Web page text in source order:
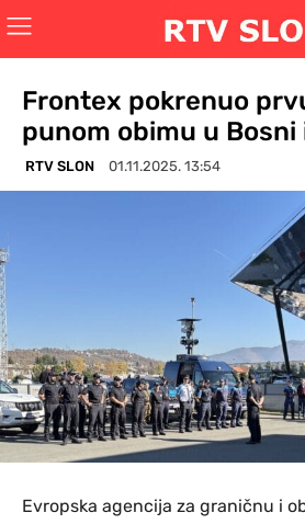
Frontex pokrenuo
punom obimu u
RTV SLON 01.11.2025. 13:54
Evropska agencija za graničnu i